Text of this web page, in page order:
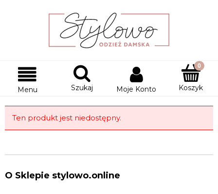
Menu Szukaj Moje Konto Koszyk
Ten produkt jest niedostępny.
O Sklepie stylowo.online